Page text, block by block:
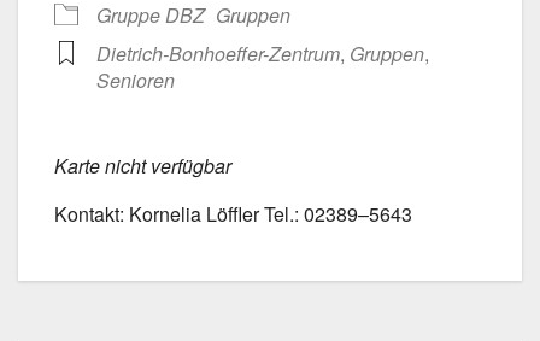
Grup­pe DBZ Grup­pen
Dietrich-Bonhoeffer-Zentrum, Grup­pen,
Senio­ren
Kar­te nicht ver­füg­bar
Kon­takt: Kor­ne­lia Löff­ler Tel.: 02389–5643